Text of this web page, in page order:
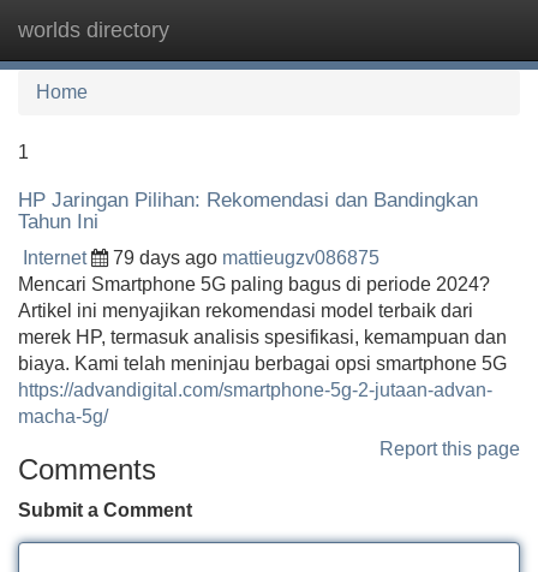
worlds directory
Home
1
HP Jaringan Pilihan: Rekomendasi dan Bandingkan
Tahun Ini
Internet 79 days ago mattieugzv086875
Mencari Smartphone 5G paling bagus di periode 2024?
Artikel ini menyajikan rekomendasi model terbaik dari
merek HP, termasuk analisis spesifikasi, kemampuan dan
biaya. Kami telah meninjau berbagai opsi smartphone 5G
https://advandigital.com/smartphone-5g-2-jutaan-advan-
macha-5g/
Report this page
Comments
Submit a Comment